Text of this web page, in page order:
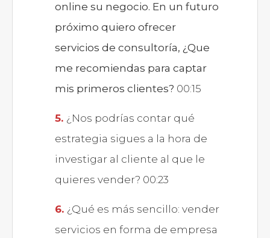
online su negocio. En un futuro
próximo quiero ofrecer
servicios de consultoría, ¿Que
me recomiendas para captar
mis primeros clientes? 00:15
¿Nos podrías contar qué
estrategia sigues a la hora de
investigar al cliente al que le
quieres vender? 00:23
¿Qué es más sencillo: vender
servicios en forma de empresa